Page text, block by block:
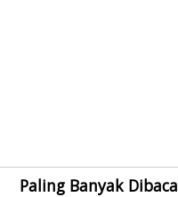
Paling Banyak Dibaca